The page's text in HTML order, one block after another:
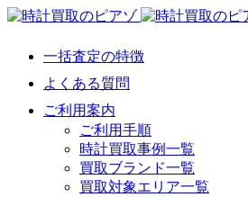
一括査定の特徴
よくある質問
ご利用案内
ご利用手順
時計買取事例一覧
買取ブランド一覧
買取対象エリア一覧